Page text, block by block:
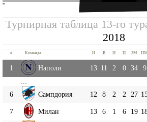
''
Турнирная таблица 13-го
2018
# Команда И В Н П ЗМ ПМ
1 Наполи 13 11 2 0 34 9
6
Сампдория 12 8 2 2 27
7 Милан 13 6 1 6 19